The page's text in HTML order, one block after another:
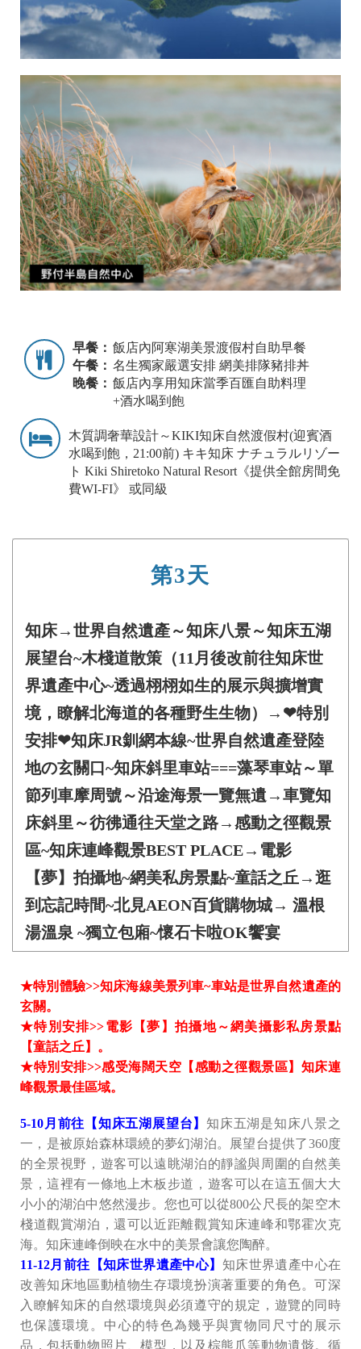
早餐： 飯店內阿寒湖美景渡假村自助早餐
午餐： 名生獨家嚴選安排 網美排隊豬排丼
晚餐： 飯店內享用知床當季百匯自助料理
+酒水喝到飽
木質調奢華設計～KIKI知床自然渡假村(迎賓酒
水喝到飽，21:00前) キキ知床 ナチュラルリゾー
ト Kiki Shiretoko Natural Resort《提供全館房間免
費WI-FI》 或同級
第3天
知床→世界自然遺產～知床八景～知床五湖
展望台~木棧道散策（11月後改前往知床世
界遺產中心~透過栩栩如生的展示與擴增實
境，瞭解北海道的各種野生生物）→❤特別
安排❤知床JR釧網本線~世界自然遺產登陸
地の玄關口~知床斜里車站===藻琴車站～單
節列車摩周號～沿途海景一覽無遺→車覽知
床斜里～彷彿通往天堂之路→感動之徑觀景
區~知床連峰觀景BEST PLACE→電影
【夢】拍攝地~網美私房景點~童話之丘→逛
到忘記時間~北見AEON百貨購物城→ 溫根
湯溫泉 ~獨立包廂~懷石卡啦OK饗宴
★特別體驗>>知床海線美景列車~車站是世界自然遺產的
玄關。
★特別安排>>電影【夢】拍攝地～網美攝影私房景點
【童話之丘】。
★特別安排>>感受海闊天空【感動之徑觀景區】知床連
峰觀景最佳區域。
5-10月前往【知床五湖展望台】 知床五湖是知床八景之
一，是被原始森林環繞的夢幻湖泊。展望台提供了360度
的全景視野，遊客可以遠眺湖泊的靜謐與周圍的自然美
景，這裡有一條地上木板步道，遊客可以在這五個大大
小小的湖泊中悠然漫步。您也可以從800公尺長的架空木
棧道觀賞湖泊，還可以近距離觀賞知床連峰和鄂霍次克
海。知床連峰倒映在水中的美景會讓您陶醉。
11-12月前往【知床世界遺產中心】 知床世界遺產中心在
改善知床地區動植物生存環境扮演著重要的角色。可深
入瞭解知床的自然環境與必須遵守的規定，遊覽的同時
也保護環境。中心的特色為幾乎與實物同尺寸的展示
品，包括動物照片、模型，以及棕熊爪等動物遺骸。循